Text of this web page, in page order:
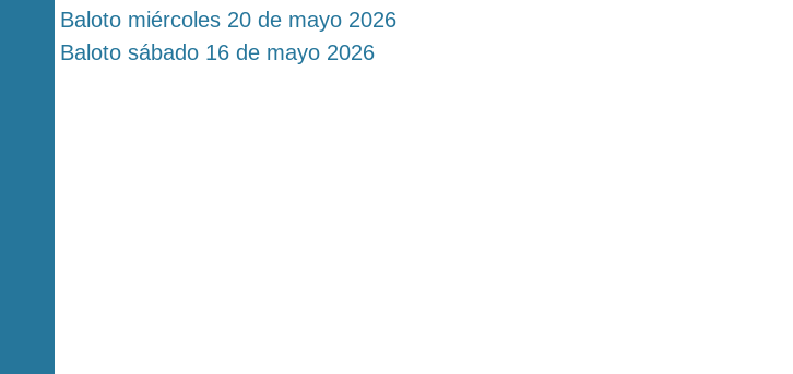
Baloto miércoles 20 de mayo 2026
Baloto sábado 16 de mayo 2026